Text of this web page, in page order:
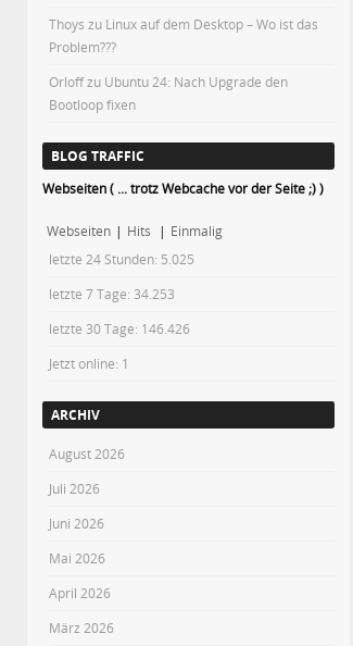
Thoys zu Linux auf dem Desktop – Wo ist das
Problem???
Orloffzu Ubuntu 24: Nach Upgrade den
Bootloop fixen
BLOG TRAFFIC
Webseiten ( ... trotz Webcache vor der Seite ;) )
Webseiten | Hits | Einmalig
letzte 24 Stunden: 5.025
letzte 7 Tage: 34.253
letzte 30 Tage: 146.426
Jetzt online: 1
ARCHIV
August 2026
Juli 2026
Juni 2026
Mai 2026
April 2026
März 2026